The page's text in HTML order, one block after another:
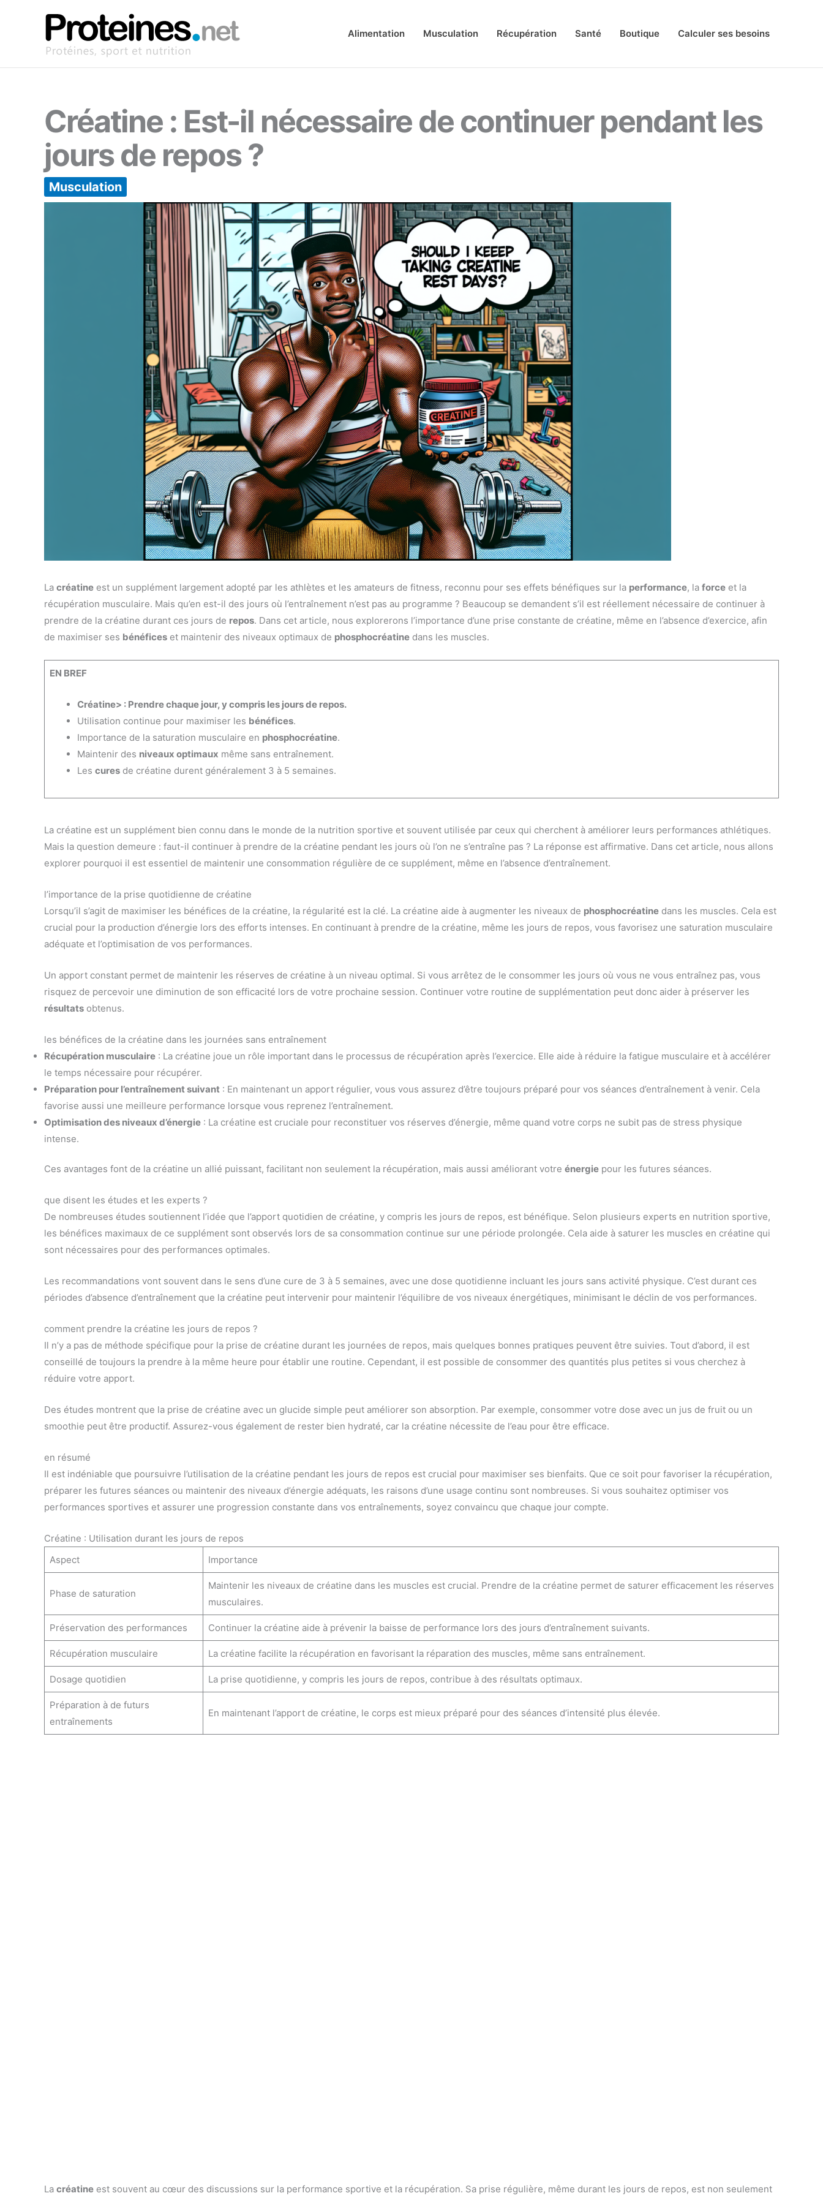
Alimentation Musculation Récupération Santé Boutique Calculer ses besoins
Créatine : Est-il nécessaire de continuer pendant les
jours de repos ?
Musculation
La créatine est un supplément largement adopté par les athlètes et les amateurs de fitness, reconnu pour ses effets bénéfiques sur la performance, la force et la
récupération musculaire. Mais qu’en est-il des jours où l’entraînement n’est pas au programme ? Beaucoup se demandent s’il est réellement nécessaire de continuer à
prendre de la créatine durant ces jours de repos. Dans cet article, nous explorerons l’importance d’une prise constante de créatine, même en l’absence d’exercice, afin
de maximiser ses bénéfices et maintenir des niveaux optimaux de phosphocréatine dans les muscles.
EN BREF
Créatine> : Prendre chaque jour, y compris les jours de repos.
Utilisation continue pour maximiser les bénéfices.
Importance de la saturation musculaire en phosphocréatine.
Maintenir des niveaux optimaux même sans entraînement.
Les curesde créatine durent généralement 3 à 5 semaines.
La créatine est un supplément bien connu dans le monde de la nutrition sportive et souvent utilisée par ceux qui cherchent à améliorer leurs performances athlétiques.
Mais la question demeure : faut-il continuer à prendre de la créatine pendant les jours où l’on ne s’entraîne pas ? La réponse est affirmative. Dans cet article, nous allons
explorer pourquoi il est essentiel de maintenir une consommation régulière de ce supplément, même en l’absence d’entraînement.
l’importance de la prise quotidienne de créatine
Lorsqu’il s’agit de maximiser les bénéfices de la créatine, la régularité est la clé. La créatine aide à augmenter les niveaux de phosphocréatine dans les muscles. Cela est
crucial pour la production d’énergie lors des efforts intenses. En continuant à prendre de la créatine, même les jours de repos, vous favorisez une saturation musculaire
adéquate et l’optimisation de vos performances.
Un apport constant permet de maintenir les réserves de créatine à un niveau optimal. Si vous arrêtez de le consommer les jours où vous ne vous entraînez pas, vous
risquez de percevoir une diminution de son efficacité lors de votre prochaine session. Continuer votre routine de supplémentation peut donc aider à préserver les
résultats obtenus.
les bénéfices de la créatine dans les journées sans entraînement
Récupération musculaire : La créatine joue un rôle important dans le processus de récupération après l’exercice. Elle aide à réduire la fatigue musculaire et à accélérer
le temps nécessaire pour récupérer.
Préparation pour l’entraînement suivant : En maintenant un apport régulier, vous vous assurez d’être toujours préparé pour vos séances d’entraînement à venir. Cela
favorise aussi une meilleure performance lorsque vous reprenez l’entraînement.
Optimisation des niveaux d’énergie : La créatine est cruciale pour reconstituer vos réserves d’énergie, même quand votre corps ne subit pas de stress physique
intense.
Ces avantages font de la créatine un allié puissant, facilitant non seulement la récupération, mais aussi améliorant votre énergie pour les futures séances.
que disent les études et les experts ?
De nombreuses études soutiennent l’idée que l’apport quotidien de créatine, y compris les jours de repos, est bénéfique. Selon plusieurs experts en nutrition sportive,
les bénéfices maximaux de ce supplément sont observés lors de sa consommation continue sur une période prolongée. Cela aide à saturer les muscles en créatine qui
sont nécessaires pour des performances optimales.
Les recommandations vont souvent dans le sens d’une cure de 3 à 5 semaines, avec une dose quotidienne incluant les jours sans activité physique. C’est durant ces
périodes d’absence d’entraînement que la créatine peut intervenir pour maintenir l’équilibre de vos niveaux énergétiques, minimisant le déclin de vos performances.
comment prendre la créatine les jours de repos ?
Il n’y a pas de méthode spécifique pour la prise de créatine durant les journées de repos, mais quelques bonnes pratiques peuvent être suivies. Tout d’abord, il est
conseillé de toujours la prendre à la même heure pour établir une routine. Cependant, il est possible de consommer des quantités plus petites si vous cherchez à
réduire votre apport.
Des études montrent que la prise de créatine avec un glucide simple peut améliorer son absorption. Par exemple, consommer votre dose avec un jus de fruit ou un
smoothie peut être productif. Assurez-vous également de rester bien hydraté, car la créatine nécessite de l’eau pour être efficace.
en résumé
Il est indéniable que poursuivre l’utilisation de la créatine pendant les jours de repos est crucial pour maximiser ses bienfaits. Que ce soit pour favoriser la récupération,
préparer les futures séances ou maintenir des niveaux d’énergie adéquats, les raisons d’une usage continu sont nombreuses. Si vous souhaitez optimiser vos
performances sportives et assurer une progression constante dans vos entraînements, soyez convaincu que chaque jour compte.
Créatine : Utilisation durant les jours de repos
Aspect
Importance
Phase de saturation
Maintenir les niveaux de créatine dans les muscles est crucial. Prendre de la créatine permet de saturer efficacement les réserves
musculaires.
Préservation des performances Continuer la créatine aide à prévenir la baisse de performance lors des jours d’entraînement suivants.
Récupération musculaire La créatine facilite la récupération en favorisant la réparation des muscles, même sans entraînement.
Dosage quotidien La prise quotidienne, y compris les jours de repos, contribue à des résultats optimaux.
Préparation à de futurs
entraînements
En maintenant l’apport de créatine, le corps est mieux préparé pour des séances d’intensité plus élevée.
La créatine est souvent au cœur des discussions sur la performance sportive et la récupération. Sa prise régulière, même durant les jours de repos, est non seulement